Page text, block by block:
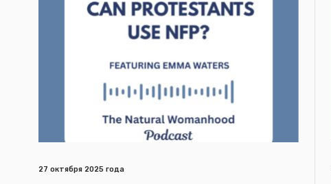
27 октября 2025 года